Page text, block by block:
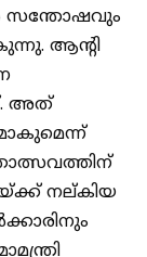
സന്തോഷവും
ആന്റി
അത്
നല്കിയ